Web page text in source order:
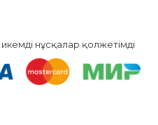
нұсқалар қолжетімді